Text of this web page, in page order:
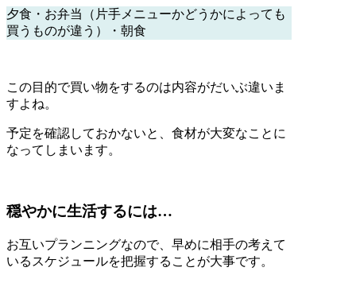
夕食・お弁当（片手メニューかどうかによっても
買うものが違う）・朝食
この目的で買い物をするのは内容がだいぶ違いま
すよね。
予定を確認しておかないと、食材が大変なことに
なってしまいます。
穏やかに生活するには…
お互いプランニングなので、早めに相手の考えて
いるスケジュールを把握することが大事です。